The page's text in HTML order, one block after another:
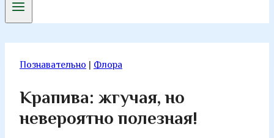
Познавательно | Флора
Крапива: жгучая, но
невероятно полезная!